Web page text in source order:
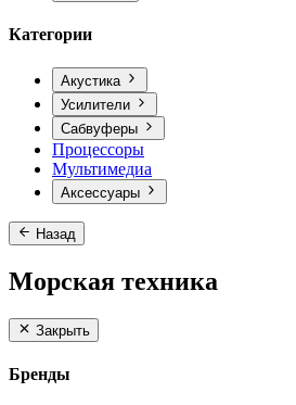
Категории
Акустика
Усилители
Сабвуферы
Процессоры
Мультимедиа
Аксессуары
Назад
Морская техника
Закрыть
Бренды